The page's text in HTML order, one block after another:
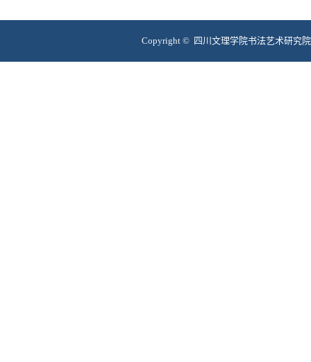
Copyright © 四川文理学院书法艺术研究